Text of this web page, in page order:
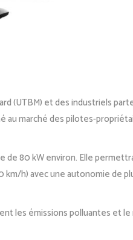
(UTBM) et des industriels
au marché des pilotes-
de 80 kW environ. Elle
h) avec une autonomie de
les émissions polluantes et